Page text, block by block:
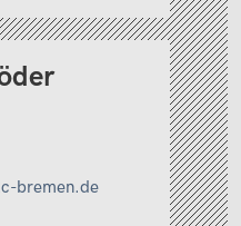
bremen.de